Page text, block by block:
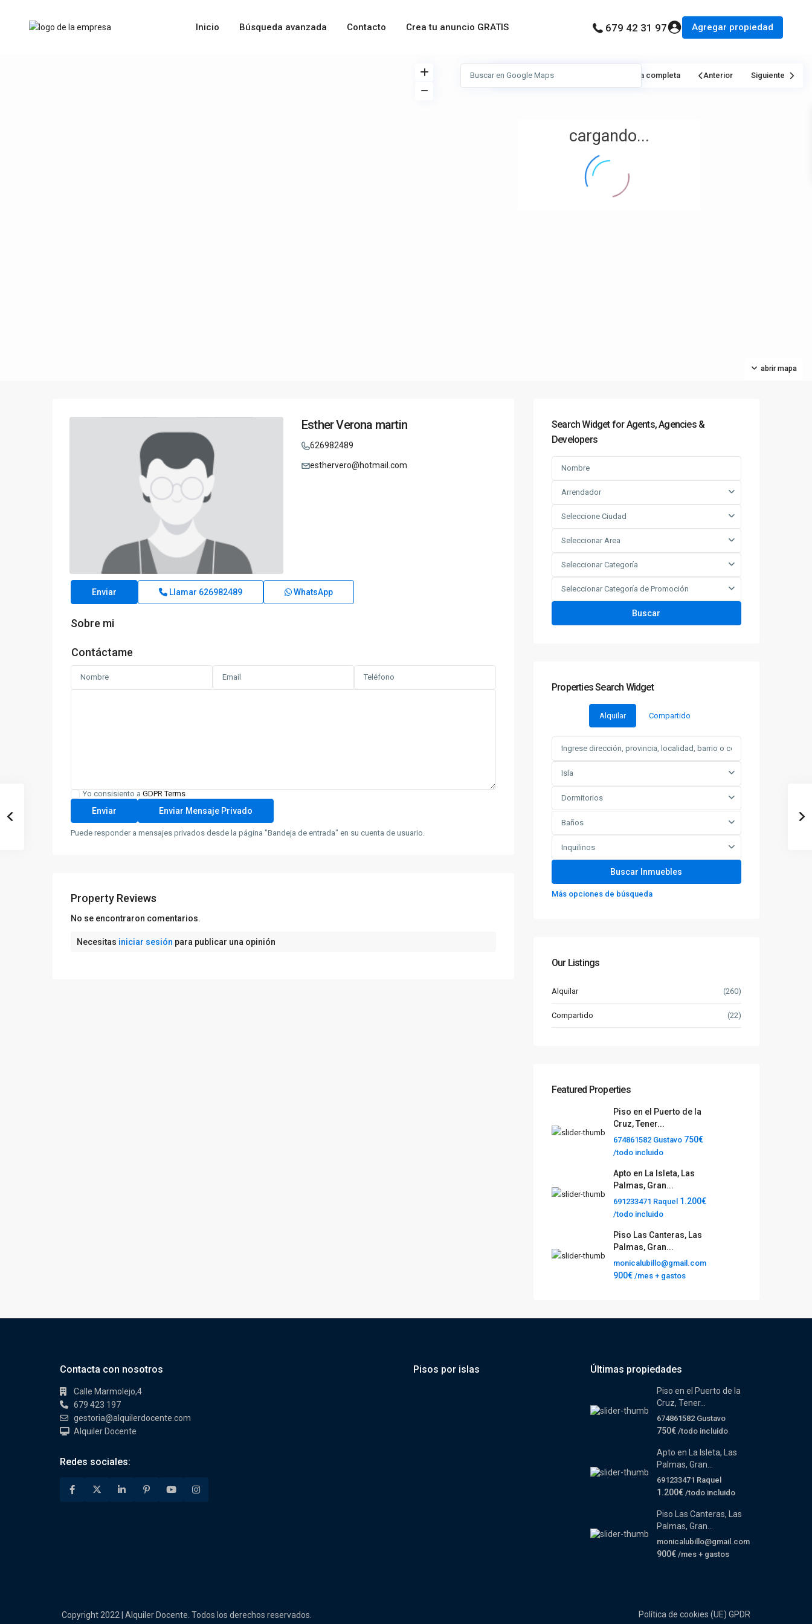
Inicio Búsqueda avanzada Contacto Crea tu anuncio GRATIS 679 42 31 97 Agregar propiedad
cargando...
abrir mapa
Ver Mi Ubicación Pantalla completa Anterior Siguiente
Esther Verona martin
626982489
esthervero@hotmail.com
Enviar Llamar 626982489 WhatsApp
Sobre mi
Contáctame
Yo consisiento a GDPR Terms
Puede responder a mensajes privados desde la página "Bandeja de entrada" en su cuenta de usuario.
Property Reviews
No se encontraron comentarios.
Necesitas iniciar sesión para publicar una opinión
Search Widget for Agents, Agencies &
Developers
Arrendador
Seleccione Ciudad
Seleccionar Area
Seleccionar Categoría
Seleccionar Categoría de Promoción
Buscar
Properties Search Widget
Alquilar Compartido
Isla
Dormitorios
Baños
Inquilinos
Más opciones de búsqueda
Our Listings
Alquilar (260)
Compartido (22)
Featured Properties
Piso en el Puerto de la
Cruz, Tener...
674861582 Gustavo 750€
/todo incluido
Apto en La Isleta, Las
Palmas, Gran...
691233471 Raquel 1.200€
/todo incluido
Piso Las Canteras, Las
Palmas, Gran...
monicalubillo@gmail.com
900€ /mes + gastos
Contacta con nosotros
Calle Marmolejo,4
679 423 197
gestoria@alquilerdocente.com
Alquiler Docente
Redes sociales:
Pisos por islas Últimas propiedades
Piso en el Puerto de la
Cruz, Tener...
674861582 Gustavo
750€ /todo incluido
Apto en La Isleta, Las
Palmas, Gran...
691233471 Raquel
1.200€ /todo incluido
Piso Las Canteras, Las
Palmas, Gran...
monicalubillo@gmail.com
900€ /mes + gastos
Copyright 2022 | Alquiler Docente. Todos los derechos reservados. Política de cookies (UE) GPDR